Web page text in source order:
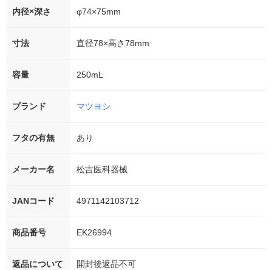
内径×深さ φ74×75mm
寸法 直径78×高さ78mm
容量 250mL
ブランド マツヨシ
フタの有無 あり
メーカー名 松吉医科器械
JANコード 4971142103712
商品番号 EK26994
返品について
開封後返品不可